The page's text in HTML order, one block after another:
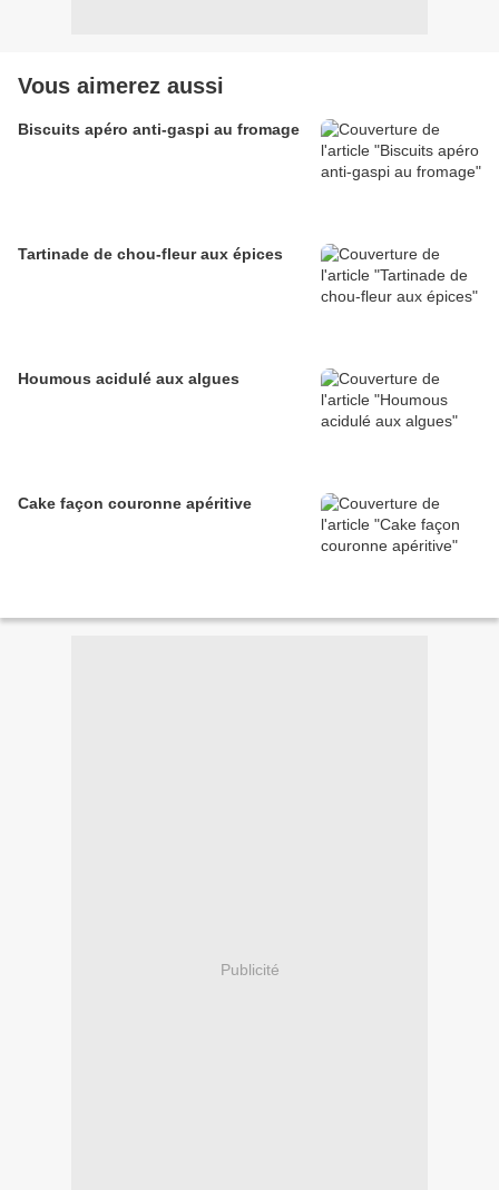
Vous aimerez aussi
Biscuits apéro anti-gaspi au fromage
Tartinade de chou-fleur aux épices
Houmous acidulé aux algues
Cake façon couronne apéritive
Publicité